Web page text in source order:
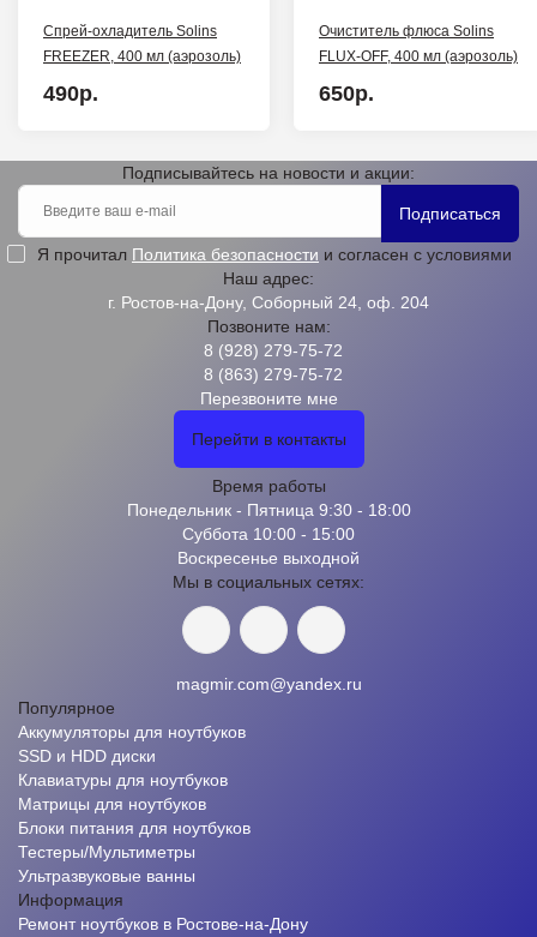
Спрей-охладитель Solins
FREEZER, 400 мл (аэрозоль)
490р.
Очиститель флюса Solins
FLUX-OFF, 400 мл (аэрозоль)
650р.
Подписывайтесь на новости и акции:
Подписаться
Я прочитал Политика безопасности и согласен с условиями
Наш адрес:
г. Ростов-на-Дону, Соборный 24, оф. 204
Позвоните нам:
8 (928) 279-75-72
8 (863) 279-75-72
Перезвоните мне
Перейти в контакты
Время работы
Понедельник - Пятница 9:30 - 18:00
Суббота 10:00 - 15:00
Воскресенье выходной
Мы в социальных сетях:
magmir.com@yandex.ru
Популярное
Аккумуляторы для ноутбуков
SSD и HDD диски
Клавиатуры для ноутбуков
Матрицы для ноутбуков
Блоки питания для ноутбуков
Тестеры/Мультиметры
Ультразвуковые ванны
Информация
Ремонт ноутбуков в Ростове-на-Дону